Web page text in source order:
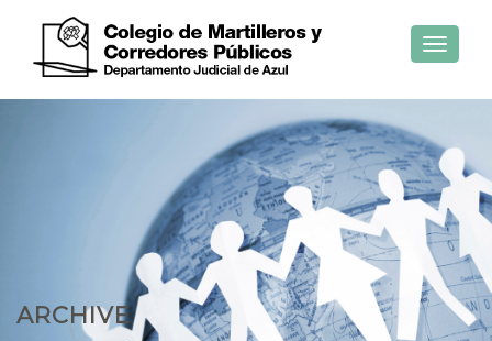
Toggle
ARCHIVE